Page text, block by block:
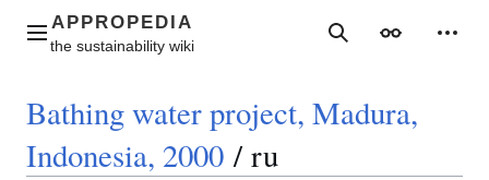
contentMain menu SearchAppearance
Bathing water project, Madura,
Indonesia, 2000 / ru